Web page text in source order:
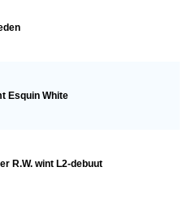
Esquin White
R.W. wint L2-debuut